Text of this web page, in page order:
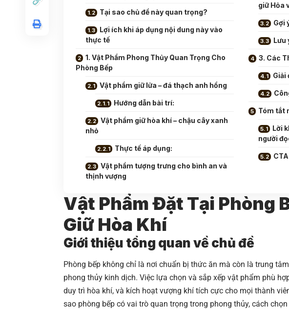
Tại sao chủ đề này quan trọng?
Lợi ích khi áp dụng nội dung này vào
thực tế
1. Vật Phẩm Phong Thủy Quan Trọng Cho
Phòng Bếp
Vật phẩm giữ lửa – đá thạch anh hồng
Hướng dẫn bài trí:
Vật phẩm giữ hòa khí – chậu cây xanh
nhỏ
Thực tế áp dụng:
Vật phẩm tượng trưng cho bình an và
thịnh vượng
giữ Hỏa
Gợi
Lưu
3. Các
Giải
Tóm tắt
Lời
người
Vật Phẩm Đặt Tại Phòng
Giữ Hòa Khí
Giới thiệu tổng quan về chủ đề
Phòng bếp không chỉ là nơi chuẩn bị thức ăn mà còn là trung
phong thủy kinh dịch. Việc lựa chọn và sắp xếp vật phẩm phù
duy trì hòa khí, và kích hoạt vượng khí tích cực cho mọi thành
sao phòng bếp có vai trò quan trọng trong phong thủy, cách